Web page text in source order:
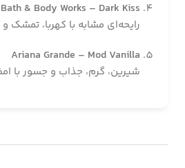
Bath & Body Works – Dark Kiss
رایحه‌ای مشابه با کهربا، تمشک و
Ariana Grande – Mod Vanilla
شیرین، گرم، جذاب و جسور با